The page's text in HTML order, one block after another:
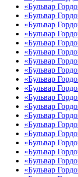
«Бульвар
«Бульвар
«Бульвар
«Бульвар
«Бульвар
«Бульвар
«Бульвар
«Бульвар
«Бульвар
«Бульвар
«Бульвар
«Бульвар
«Бульвар
«Бульвар
«Бульвар
«Бульвар
«Бульвар
«Бульвар
«Бульвар